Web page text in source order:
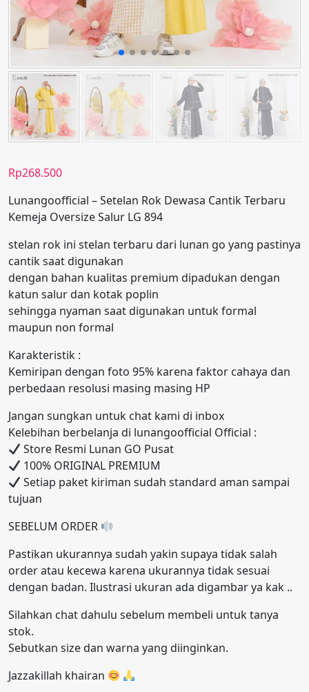
Rp268.500
Lunangoofficial – Setelan Rok Dewasa Cantik Terbaru
Kemeja Oversize Salur LG 894
stelan rok ini stelan terbaru dari lunan go yang pastinya
cantik saat digunakan
dengan bahan kualitas premium dipadukan dengan
katun salur dan kotak poplin
sehingga nyaman saat digunakan untuk formal
maupun non formal
Karakteristik :
Kemiripan dengan foto 95% karena faktor cahaya dan
perbedaan resolusi masing masing HP
Jangan sungkan untuk chat kami di inbox
Kelebihan berbelanja di lunangoofficial Official :
Store Resmi Lunan GO Pusat
100% ORIGINAL PREMIUM
Setiap paket kiriman sudah standard aman sampai
tujuan
SEBELUM ORDER
Pastikan ukurannya sudah yakin supaya tidak salah
order atau kecewa karena ukurannya tidak sesuai
dengan badan. Ilustrasi ukuran ada digambar ya kak ..
Silahkan chat dahulu sebelum membeli untuk tanya
stok.
Sebutkan size dan warna yang diinginkan.
Jazzakillah khairan